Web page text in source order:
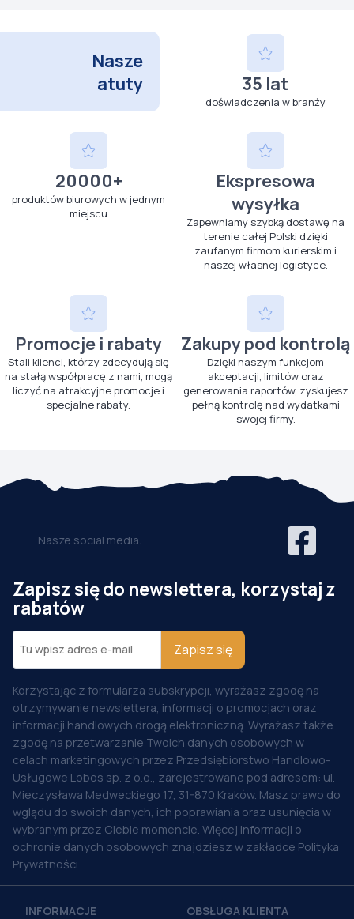
Nasze
atuty
35 lat
doświadczenia w branży
20000+
produktów biurowych w jednym
miejscu
Ekspresowa
wysyłka
Zapewniamy szybką dostawę na
terenie całej Polski dzięki
zaufanym firmom kurierskim i
naszej własnej logistyce.
Promocje i rabaty
Stali klienci, którzy zdecydują się
na stałą współpracę z nami, mogą
liczyć na atrakcyjne promocje i
specjalne rabaty.
Zakupy pod kontrolą
Dzięki naszym funkcjom
akceptacji, limitów oraz
generowania raportów, zyskujesz
pełną kontrolę nad wydatkami
swojej firmy.
Nasze social media:
Zapisz się do newslettera, korzystaj z
rabatów
Zapisz się
Korzystając z formularza subskrypcji, wyrażasz zgodę na
otrzymywanie newslettera, informacji o promocjach oraz
informacji handlowych drogą elektroniczną. Wyrażasz także
zgodę na przetwarzanie Twoich danych osobowych w
celach marketingowych przez Przedsiębiorstwo Handlowo-
Usługowe Lobos sp. z o.o., zarejestrowane pod adresem: ul.
Mieczysława Medweckiego 17, 31-870 Kraków. Masz prawo do
wglądu do swoich danych, ich poprawiania oraz usunięcia w
wybranym przez Ciebie momencie. Więcej informacji o
ochronie danych osobowych znajdziesz w zakładce Polityka
Prywatności.
INFORMACJE
OBSŁUGA KLIENTA